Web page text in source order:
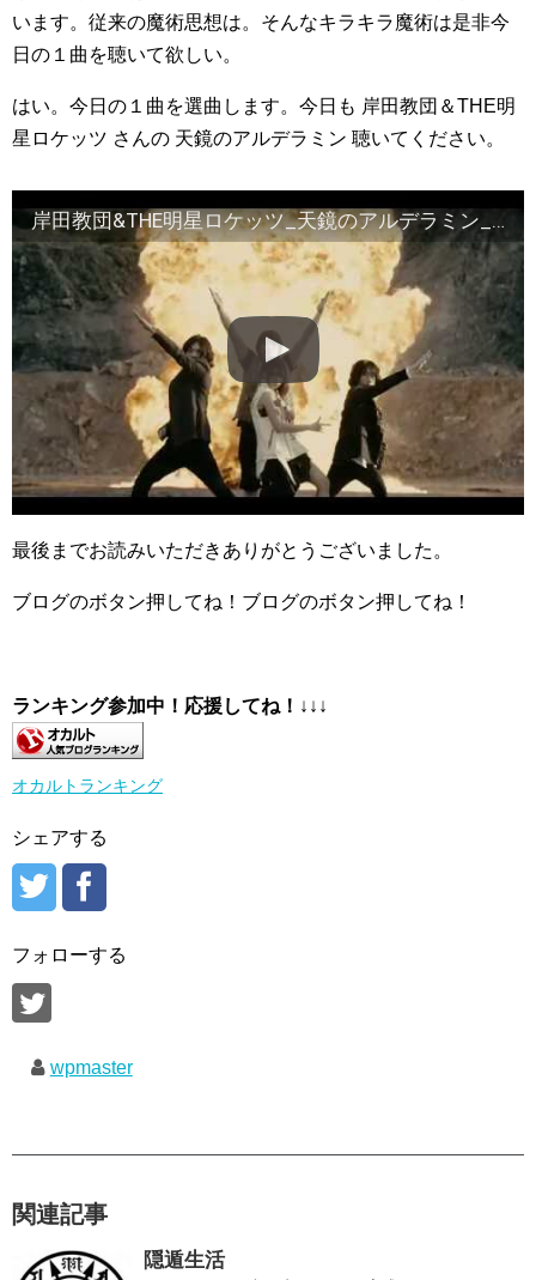
います。従来の魔術思想は。そんなキラキラ魔術は是非今
日の１曲を聴いて欲しい。
はい。今日の１曲を選曲します。今日も 岸田教団＆THE明
星ロケッツ さんの 天鏡のアルデラミン 聴いてください。
岸田教団&THE明星ロケッツ_天鏡のアルデラミン_MUSIC VIDEO
最後までお読みいただきありがとうございました。
ブログのボタン押してね！ブログのボタン押してね！
ランキング参加中！応援してね！ ↓↓↓
オカルトランキング
シェアする
フォローする
wpmaster
関連記事
隠遁生活